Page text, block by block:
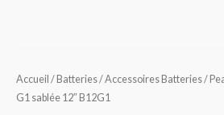
Accueil / Batteries/Accessoires Batteries/
G1 sablée 12″ B12G1